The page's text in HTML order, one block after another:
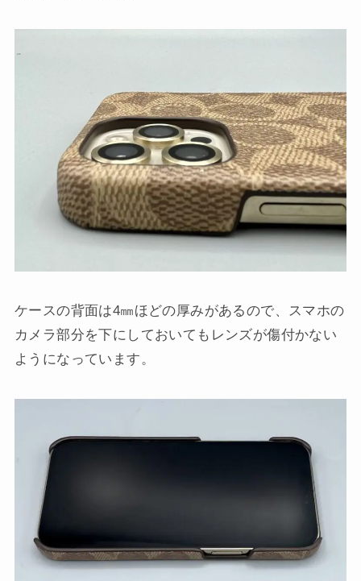
ケースの背面は4㎜ほどの厚みがあるので、スマホの
カメラ部分を下にしておいてもレンズが傷付かない
ようになっています。